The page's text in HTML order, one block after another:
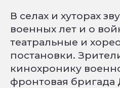
В селах и хуторах
военных лет и о
театральные и
постановки.
кинохронику
фронтовая бригада